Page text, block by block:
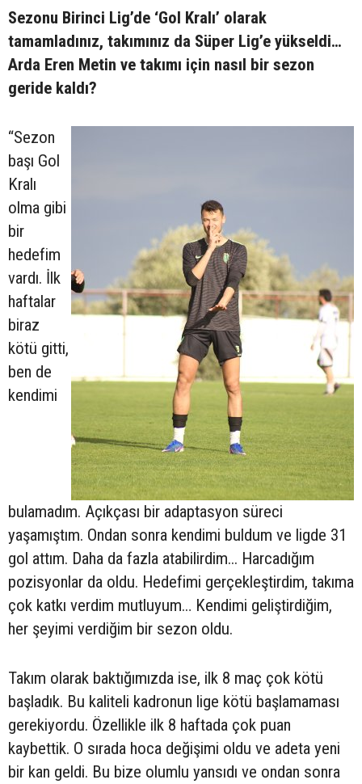
Sezonu Birinci Lig’de ‘Gol Kralı’ olarak
tamamladınız, takımınız da Süper Lig’e yükseldi…
Arda Eren Metin ve takımı için nasıl bir sezon
geride kaldı?
“Sezon
başı Gol
Kralı
olma gibi
bir
hedefim
vardı. İlk
haftalar
biraz
kötü gitti,
ben de
kendimi
bulamadım. Açıkçası bir adaptasyon süreci
yaşamıştım. Ondan sonra kendimi buldum ve ligde 31
gol attım. Daha da fazla atabilirdim... Harcadığım
pozisyonlar da oldu. Hedefimi gerçekleştirdim, takıma
çok katkı verdim mutluyum… Kendimi geliştirdiğim,
her şeyimi verdiğim bir sezon oldu.
Takım olarak baktığımızda ise, ilk 8 maç çok kötü
başladık. Bu kaliteli kadronun lige kötü başlamaması
gerekiyordu. Özellikle ilk 8 haftada çok puan
kaybettik. O sırada hoca değişimi oldu ve adeta yeni
bir kan geldi. Bu bize olumlu yansıdı ve ondan sonra